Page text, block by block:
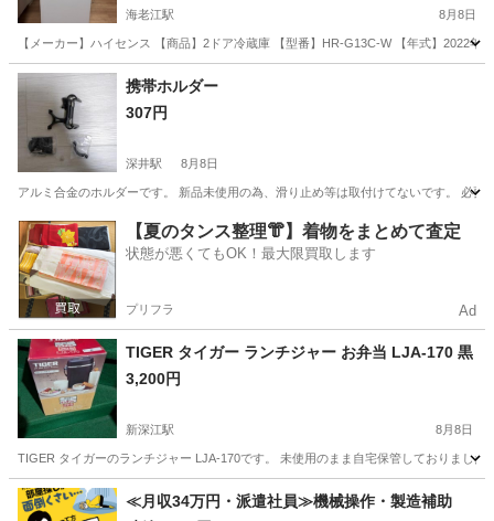
海老江駅 8月8日
【メーカー】ハイセンス 【商品】2ドア冷蔵庫 【型番】HR-G13C-W 【年式】2022
大阪 大阪市 海老江駅
携帯ホルダー
307円
深井駅 8月8日
アルミ合金のホルダーです。 新品未使用の為、滑り止め等は取付けてないです。 必要
大阪 堺市 深井駅 電話、ＦＡＸ アルミ
【夏のタンス整理👘】着物をまとめて査定
状態が悪くてもOK！最大限買取します
プリフラ Ad
TIGER タイガー ランチジャー お弁当 LJA-170 黒
3,200円
新深江駅 8月8日
TIGER タイガーのランチジャー LJA-170です。 未使用のまま自宅保管しておりまし
大阪 大阪市 新深江駅 その他
≪月収34万円・派遣社員≫機械操作・製造補助